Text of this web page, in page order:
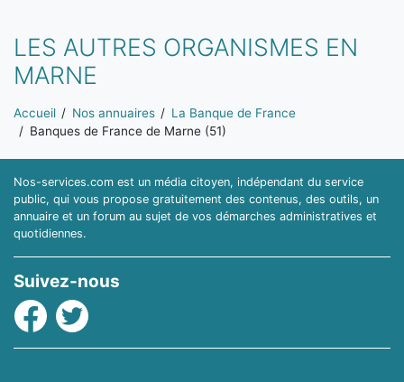
LES AUTRES ORGANISMES EN
MARNE
Vous êtes ici:
Accueil Nos annuaires
La Banque de France
Banques de France de Marne (51)
Nos-services.com est un média citoyen, indépendant du service
public, qui vous propose gratuitement des contenus, des outils, un
annuaire et un forum au sujet de vos démarches administratives et
quotidiennes.
Suivez-nous
Facebook
Twitter